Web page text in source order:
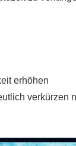
erhöhen
verkürzen